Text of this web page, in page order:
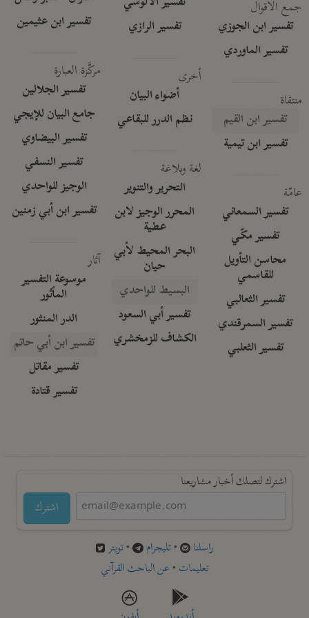
جمع الأقوال
تفسير ابن الجوزي
تفسير الماوردي
منتقاة
تفسير ابن القيم
تفسير ابن تيمية
عامّة
تفسير السمعاني
تفسير مكّي
محاسن التأويل
للقاسمي
تفسير الثعالبي
تفسير السمرقندي
تفسير الثعلبي
تفسير الرازي
أخرى
أضواء البيان
نظم الدرر للبقاعي
لغة وبلاغة
التحرير والتنوير
المحرر الوجيز لابن
عطية
البحر المحيط لأبي
حيان
البسيط للواحدي
تفسير أبي السعود
الكشاف للزمخشري
تفسير ابن عثيمين
مركَّزة العبارة
تفسير الجلالين
جامع البيان للإيجي
تفسير البيضاوي
تفسير النسفي
الوجيز للواحدي
تفسير ابن أبي زمنين
آثار
موسوعة التفسير
المأثور
الدر المنثور
تفسير ابن أبي حاتم
تفسير مقاتل
تفسير قتادة
اشترك لتصلك أخبار مشاريعنا
اشترك
راسلنا •تليجرام •تويتر
تعليمات •عن الباحث القرآني